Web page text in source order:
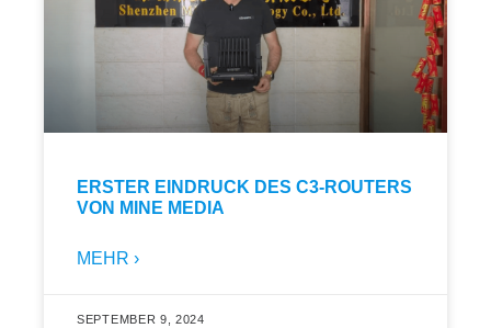
ERSTER EINDRUCK DES C3-ROUTERS
VON MINE MEDIA
MEHR ›
SEPTEMBER 9, 2024